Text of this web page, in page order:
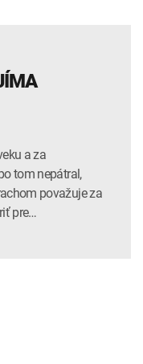
a za
tom nepátral,
považuje za
pre…